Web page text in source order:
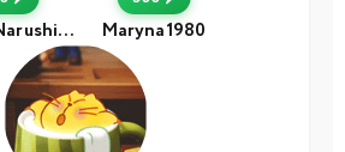
Ishinda Narushinda Maryna1980